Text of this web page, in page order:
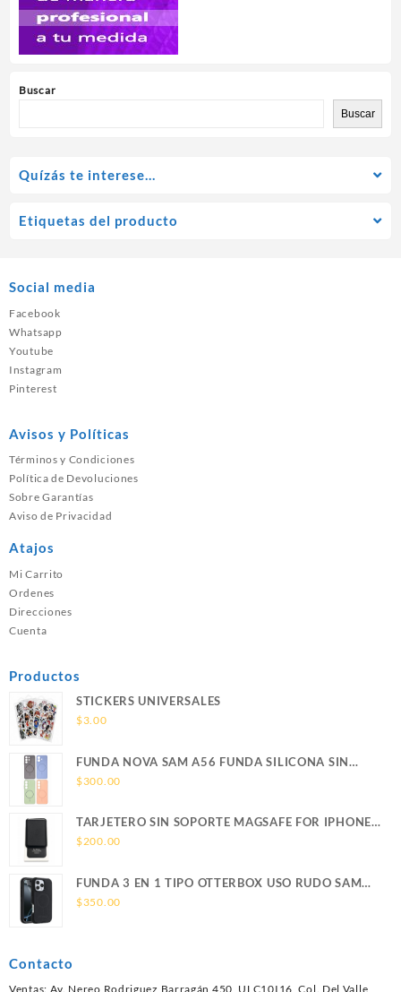
Buscar
Buscar
Quízás te interese…
Etiquetas del producto
Social media
Facebook
Whatsapp
Youtube
Instagram
Pinterest
Avisos y Políticas
Términos y Condiciones
Política de Devoluciones
Sobre Garantías
Aviso de Privacidad
Atajos
Mi Carrito
Ordenes
Direcciones
Cuenta
Productos
STICKERS UNIVERSALES
$3.00
FUNDA NOVA SAM A56 FUNDA SILICONA SIN
SOPORTE MAGNETICO SAMSUNG
$300.00
TARJETERO SIN SOPORTE MAGSAFE FOR IPHONE
LEATHER WALLET MAGSAFE
$200.00
FUNDA 3 EN 1 TIPO OTTERBOX USO RUDO SAM
S26 ULTRA SAMSUNG S26 ULTRA
$350.00
Contacto
Ventas: Av. Nereo Rodriguez Barragán 450, ULC10I16, Col. Del Valle,